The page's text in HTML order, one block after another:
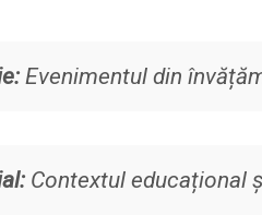
Evenimentul din
Contextul educațional